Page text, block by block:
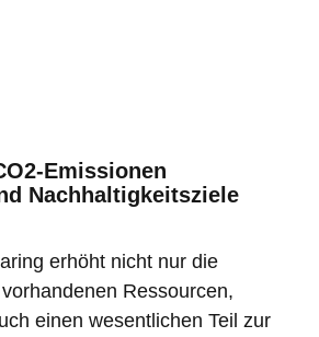
Emissionen
Nachhaltigkeitsziele
erhöht nicht nur die
Ressourcen,
einen wesentlichen Teil zur